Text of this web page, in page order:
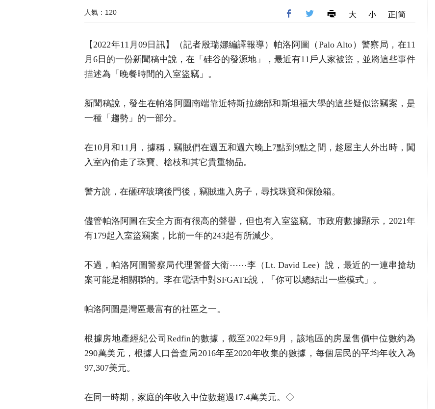
人氣：120 大 小 正|简
【2022年11月09日訊】（記者殷瑞娜編譯報導）帕洛阿圖（Palo Alto）警察局，在11
月6日的一份新聞稿中說，在「硅谷的發源地」，最近有11戶人家被盜，並將這些事件
描述為「晚餐時間的入室盜竊」。
新聞稿說，發生在帕洛阿圖南端靠近特斯拉總部和斯坦福大學的這些疑似盜竊案，是
一種「趨勢」的一部分。
在10月和11月，據稱，竊賊們在週五和週六晚上7點到9點之間，趁屋主人外出時，闖
入室內偷走了珠寶、槍枝和其它貴重物品。
警方說，在砸碎玻璃後門後，竊賊進入房子，尋找珠寶和保險箱。
儘管帕洛阿圖在安全方面有很高的聲譽，但也有入室盜竊。市政府數據顯示，2021年
有179起入室盜竊案，比前一年的243起有所減少。
不過，帕洛阿圖警察局代理警督大衛⋯⋯李（Lt. David Lee）說，最近的一連串搶劫
案可能是相關聯的。李在電話中對SFGATE說，「你可以總結出一些模式」。
帕洛阿圖是灣區最富有的社區之一。
根據房地產經紀公司Redfin的數據，截至2022年9月，該地區的房屋售價中位數約為
290萬美元，根據人口普查局2016年至2020年收集的數據，每個居民的平均年收入為
97,307美元。
在同一時期，家庭的年收入中位數超過17.4萬美元。◇